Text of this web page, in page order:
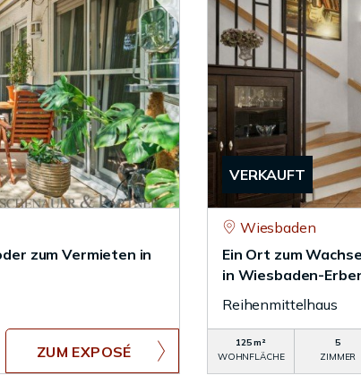
zum Vermieten in
ZUM EXPOSÉ
VERKAUFT
Wiesbaden
Ein Ort zum
in Wiesbaden-
Reihenmittelhaus
125 m²
WOHNFLÄCHE
5
ZIMMER